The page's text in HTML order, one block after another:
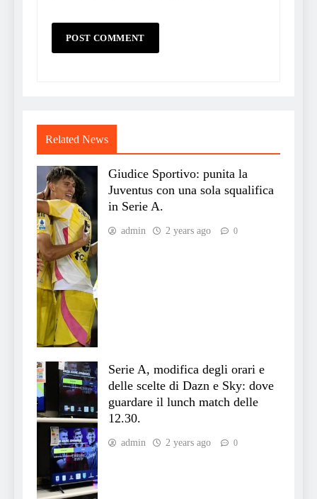
Related News
Giudice Sportivo: punita la
Juventus con una sola squalifica
in Serie A.
admin 2 years ago 0
Serie A, modifica degli orari e
delle scelte di Dazn e Sky: dove
guardare il lunch match delle
12.30.
admin 2 years ago 0